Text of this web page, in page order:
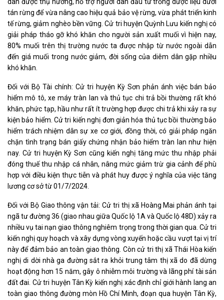
tán rừng để vừa nâng cao hiệu quả bảo vệ rừng, vừa phát triển kinh
tế rừng, giảm nghèo bền vững. Cử tri huyện Quỳnh Lưu kiến nghị có
giải pháp tháo gỡ khó khăn cho người sản xuất muối vì hiện nay,
80% muối trên thị trường nước ta được nhập từ nước ngoài dẫn
đến giá muối trong nước giảm, đời sống của diêm dân gặp nhiều
khó khăn.
Đối với Bộ Tài chính: Cử tri huyện Kỳ Sơn phản ánh việc bán bảo
hiểm mô tô, xe máy tràn lan và thủ tục chi trả bồi thường rất khó
khăn, phức tạp, hầu như rất ít trường hợp được chi trả khi xảy ra sự
kiện bảo hiểm. Cử tri kiến nghị đơn giản hóa thủ tục bồi thường bảo
hiểm trách nhiệm dân sự xe cơ giới, đồng thời, có giải pháp ngăn
chặn tình trạng bán giấy chứng nhận bảo hiểm tràn lan như hiện
nay. Cử tri huyện Kỳ Sơn cũng kiến nghị tăng mức thu nhập phải
đóng thuế thu nhập cá nhân, nâng mức giảm trừ gia cảnh để phù
hợp với điều kiện thực tiễn và phát huy được ý nghĩa của việc tăng
lương cơ sở từ 01/7/2024.
Đối với Bộ Giao thông vận tải: Cử tri thị xã Hoàng Mai phản ánh tại
ngã tư đường 36 (giao nhau giữa Quốc lộ 1A và Quốc lộ 48D) xảy ra
nhiều vụ tai nạn giao thông nghiêm trọng trong thời gian qua. Cử tri
kiến nghị quy hoạch và xây dựng vòng xuyến hoặc cầu vượt tại vị trí
này để đảm bảo an toàn giao thông. Còn cử tri thị xã Thái Hòa kiến
nghị di dời nhà ga đường sắt ra khỏi trung tâm thị xã do đã dừng
hoạt động hơn 15 năm, gây ô nhiễm môi trường và lãng phí tài sản
đất đai. Cử tri huyện Tân Kỳ kiến nghị xác định chỉ giới hành lang an
toàn giao thông đường mòn Hồ Chí Minh, đoạn qua huyện Tân Kỳ,